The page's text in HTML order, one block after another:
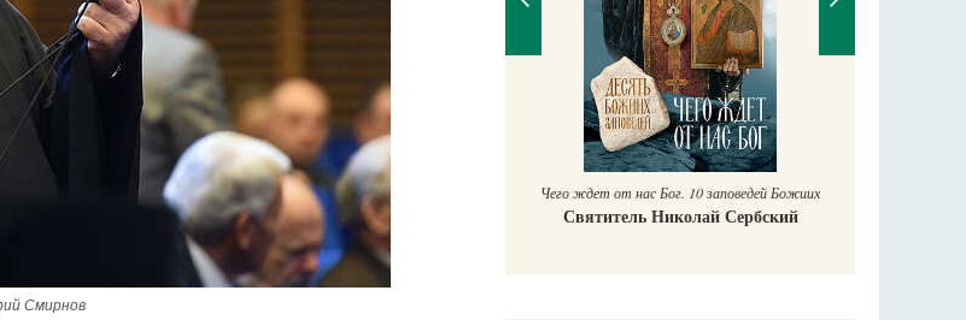
Смирнов
в жизни
Великомученик Георгий Победоносец. Научись у
святого
Роман Котов Чего ждет от нас Бог. 10 заповедей Божиих
Святитель Николай Сербский